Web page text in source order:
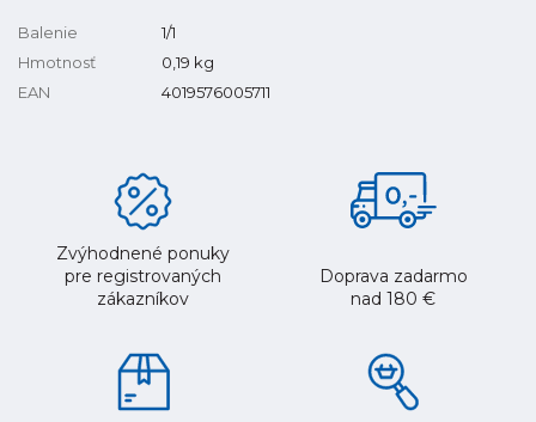
Balenie
1/1
Hmotnosť
0,19 kg
EAN
4019576005711
Zvýhodnené ponuky
pre registrovaných
zákazníkov
Doprava zadarmo
nad 180 €